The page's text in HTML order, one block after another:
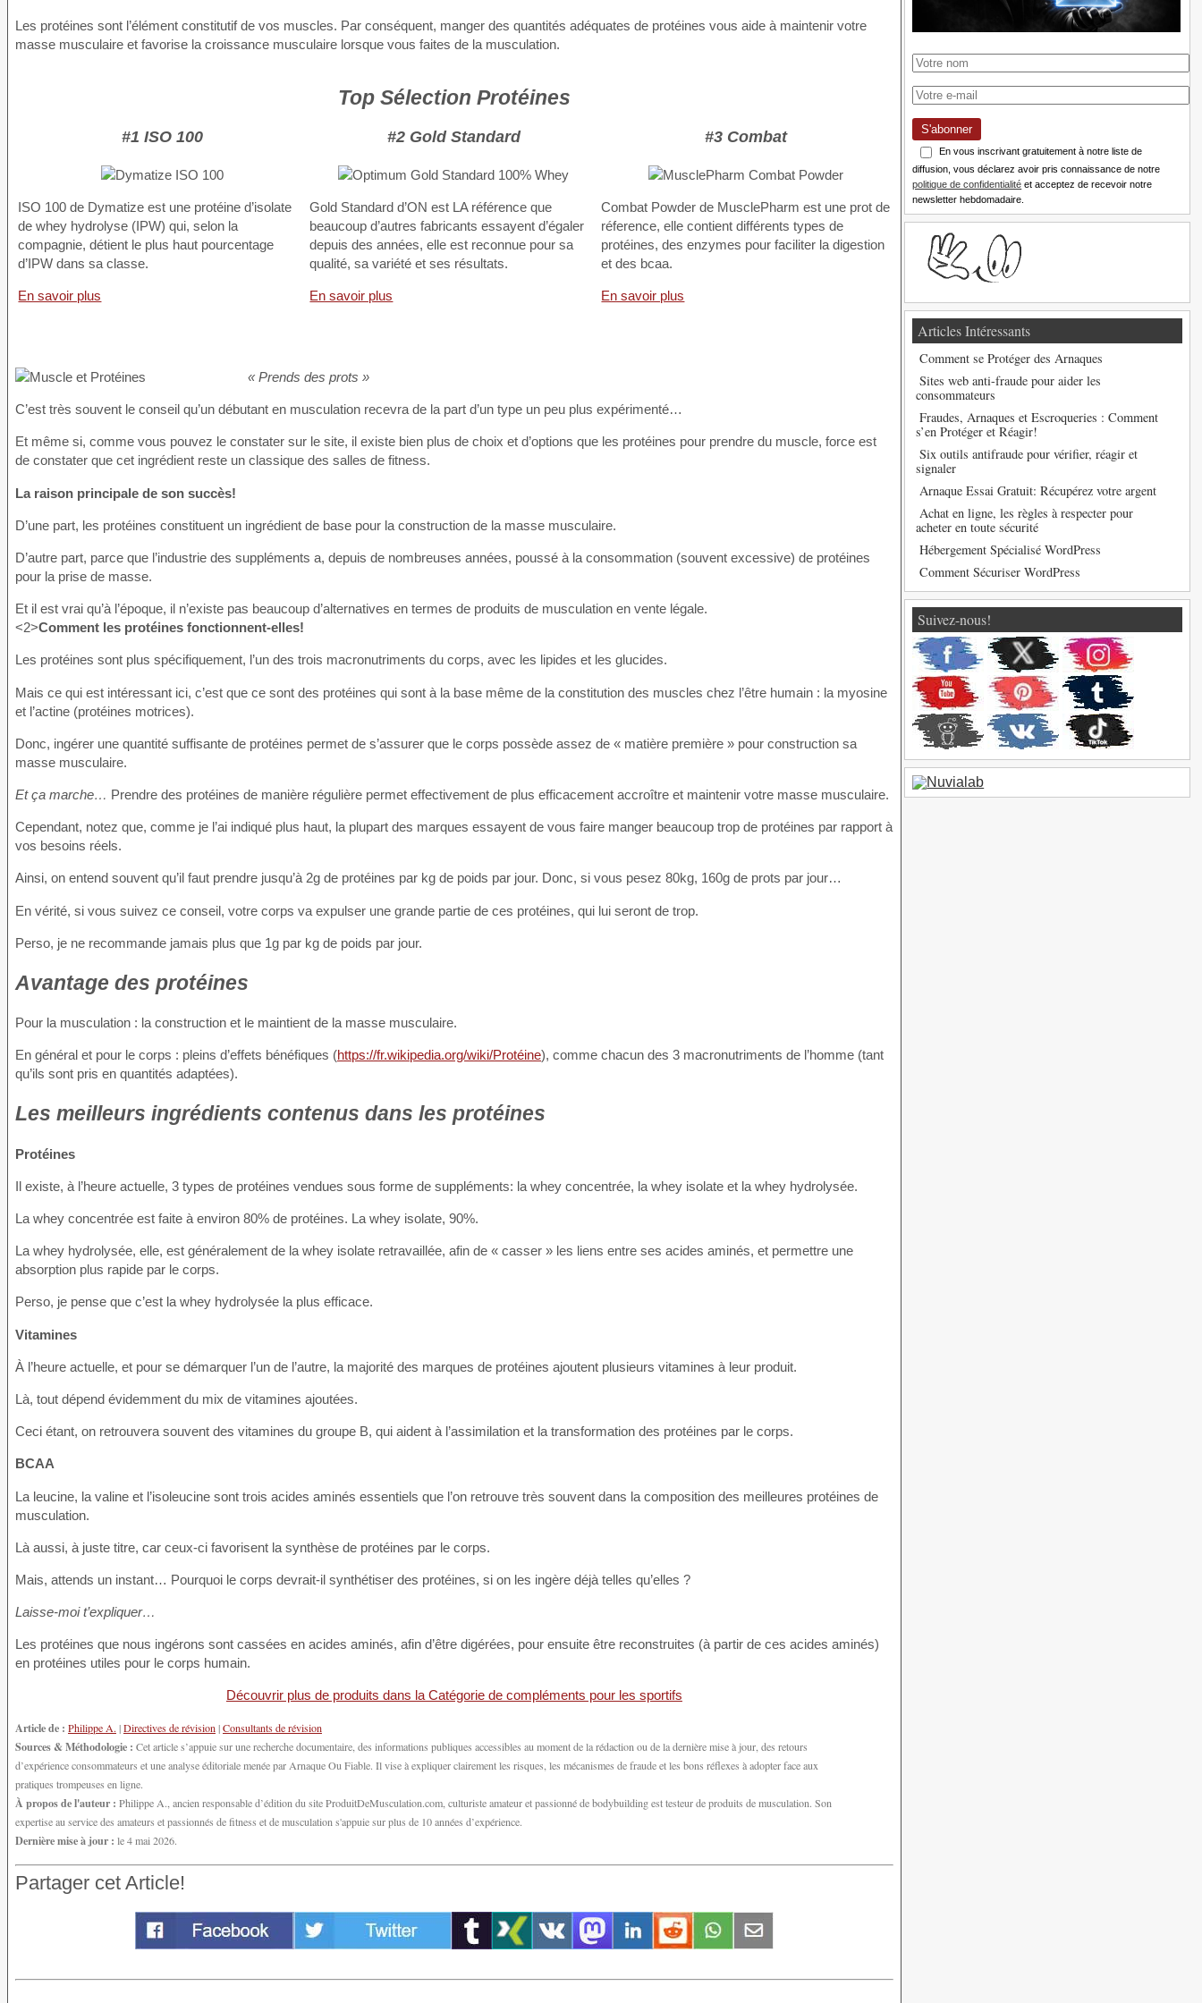
Les protéines sont l’élément constitutif de vos muscles. Par conséquent, manger des quantités adéquates de protéines vous aide à maintenir votre
masse musculaire et favorise la croissance musculaire lorsque vous faites de la musculation.
Top Sélection Protéines
#1 ISO 100
ISO 100 de Dymatize est une protéine d’isolate
de whey hydrolyse (IPW) qui, selon la
compagnie, détient le plus haut pourcentage
d’IPW dans sa classe.
En savoir plus
#2 Gold Standard
Gold Standard d’ON est LA référence que
beaucoup d’autres fabricants essayent d’égaler
depuis des années, elle est reconnue pour sa
qualité, sa variété et ses résultats.
En savoir plus
#3 Combat
Combat Powder de MusclePharm est une prot de
réference, elle contient différents types de
protéines, des enzymes pour faciliter la digestion
et des bcaa.
En savoir plus
« Prends des prots »
C’est très souvent le conseil qu’un débutant en musculation recevra de la part d’un type un peu plus expérimenté…
Et même si, comme vous pouvez le constater sur le site, il existe bien plus de choix et d’options que les protéines pour prendre du muscle, force est
de constater que cet ingrédient reste un classique des salles de fitness.
La raison principale de son succès!
D’une part, les protéines constituent un ingrédient de base pour la construction de la masse musculaire.
D’autre part, parce que l’industrie des suppléments a, depuis de nombreuses années, poussé à la consommation (souvent excessive) de protéines
pour la prise de masse.
Et il est vrai qu’à l’époque, il n’existe pas beaucoup d’alternatives en termes de produits de musculation en vente légale.
<2>Comment les protéines fonctionnent-elles!
Les protéines sont plus spécifiquement, l’un des trois macronutriments du corps, avec les lipides et les glucides.
Mais ce qui est intéressant ici, c’est que ce sont des protéines qui sont à la base même de la constitution des muscles chez l’être humain : la myosine
et l’actine (protéines motrices).
Donc, ingérer une quantité suffisante de protéines permet de s’assurer que le corps possède assez de « matière première » pour construction sa
masse musculaire.
Et ça marche… Prendre des protéines de manière régulière permet effectivement de plus efficacement accroître et maintenir votre masse musculaire.
Cependant, notez que, comme je l’ai indiqué plus haut, la plupart des marques essayent de vous faire manger beaucoup trop de protéines par rapport à
vos besoins réels.
Ainsi, on entend souvent qu’il faut prendre jusqu’à 2g de protéines par kg de poids par jour. Donc, si vous pesez 80kg, 160g de prots par jour…
En vérité, si vous suivez ce conseil, votre corps va expulser une grande partie de ces protéines, qui lui seront de trop.
Perso, je ne recommande jamais plus que 1g par kg de poids par jour.
Avantage des protéines
Pour la musculation : la construction et le maintient de la masse musculaire.
En général et pour le corps : pleins d’effets bénéfiques (https://fr.wikipedia.org/wiki/Protéine), comme chacun des 3 macronutriments de l’homme (tant
qu’ils sont pris en quantités adaptées).
Les meilleurs ingrédients contenus dans les protéines
Protéines
Il existe, à l’heure actuelle, 3 types de protéines vendues sous forme de suppléments: la whey concentrée, la whey isolate et la whey hydrolysée.
La whey concentrée est faite à environ 80% de protéines. La whey isolate, 90%.
La whey hydrolysée, elle, est généralement de la whey isolate retravaillée, afin de « casser » les liens entre ses acides aminés, et permettre une
absorption plus rapide par le corps.
Perso, je pense que c’est la whey hydrolysée la plus efficace.
Vitamines
À l’heure actuelle, et pour se démarquer l’un de l’autre, la majorité des marques de protéines ajoutent plusieurs vitamines à leur produit.
Là, tout dépend évidemment du mix de vitamines ajoutées.
Ceci étant, on retrouvera souvent des vitamines du groupe B, qui aident à l’assimilation et la transformation des protéines par le corps.
BCAA
La leucine, la valine et l’isoleucine sont trois acides aminés essentiels que l’on retrouve très souvent dans la composition des meilleures protéines de
musculation.
Là aussi, à juste titre, car ceux-ci favorisent la synthèse de protéines par le corps.
Mais, attends un instant… Pourquoi le corps devrait-il synthétiser des protéines, si on les ingère déjà telles qu’elles ?
Laisse-moi t’expliquer…
Les protéines que nous ingérons sont cassées en acides aminés, afin d’être digérées, pour ensuite être reconstruites (à partir de ces acides aminés)
en protéines utiles pour le corps humain.
Découvrir plus de produits dans la Catégorie de compléments pour les sportifs
Article de : Philippe A. |Directives de révision|Consultants de révision
Sources & Méthodologie : Cet article s’appuie sur une recherche documentaire, des informations publiques accessibles au moment de la rédaction ou de la dernière mise à jour, des retours
d’expérience consommateurs et une analyse éditoriale menée par Arnaque Ou Fiable. Il vise à expliquer clairement les risques, les mécanismes de fraude et les bons réflexes à adopter face aux
pratiques trompeuses en ligne.
À propos de l'auteur : Philippe A., ancien responsable d’édition du site ProduitDeMusculation.com, culturiste amateur et passionné de bodybuilding est testeur de produits de musculation. Son
expertise au service des amateurs et passionnés de fitness et de musculation s'appuie sur plus de 10 années d’expérience.
Dernière mise à jour : le 4 mai 2026.
Partager cet Article!
S'abonner
En vous inscrivant gratuitement à notre liste de
diffusion, vous déclarez avoir pris connaissance de notre
politique de confidentialité et acceptez de recevoir notre
newsletter hebdomadaire.
Articles Intéressants
Comment se Protéger des Arnaques
Sites web anti-fraude pour aider les
consommateurs
Fraudes, Arnaques et Escroqueries : Comment
s’en Protéger et Réagir!
Six outils antifraude pour vérifier, réagir et
signaler
Arnaque Essai Gratuit: Récupérez votre argent
Achat en ligne, les règles à respecter pour
acheter en toute sécurité
Hébergement Spécialisé WordPress
Comment Sécuriser WordPress
Suivez-nous!